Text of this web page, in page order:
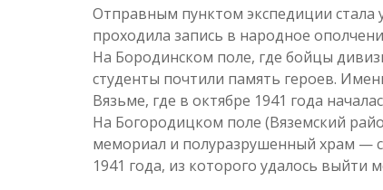
Отправным пунктом экспедиции стала
проходила запись в народное
На Бородинском поле, где бойцы
студенты почтили память героев.
Вязьме, где в октябре 1941 года
На Богородицком поле (Вяземский
мемориал и полуразрушенный храм —
1941 года, из которого удалось выйти